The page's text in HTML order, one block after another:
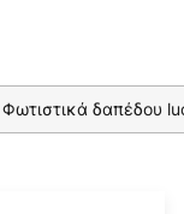
Φωτιστικά δαπέδου